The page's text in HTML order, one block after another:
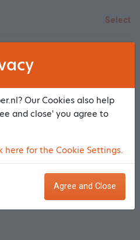
Select
Select
folies) Select
Our Cookies also help
and close' you agree to
here for the Cookie Settings.
Agree and Close